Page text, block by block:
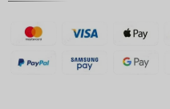
danese
CHF